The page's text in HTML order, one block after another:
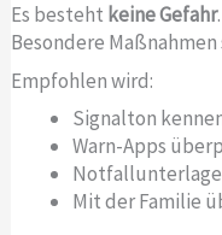
Es besteht keine Gefahr.
Besondere
Empfohlen wird:
Signalton
Warn-Apps
Mit der Familie